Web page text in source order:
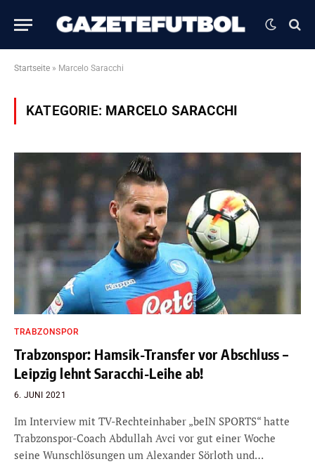
Startseite » Marcelo Saracchi
KATEGORIE: MARCELO SARACCHI
TRABZONSPOR
Trabzonspor: Hamsik-Transfer vor Abschluss –
Leipzig lehnt Saracchi-Leihe ab!
6. JUNI 2021
Im Interview mit TV-Rechteinhaber „beIN SPORTS“ hatte
Trabzonspor-Coach Abdullah Avci vor gut einer Woche
seine Wunschlösungen um Alexander Sörloth und…